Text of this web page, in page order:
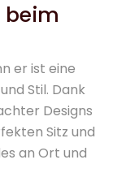
beim
er ist eine
Stil. Dank
Designs
Sitz und
an Ort und